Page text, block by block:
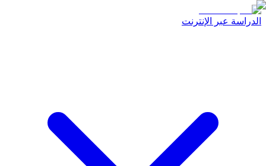
الدراسة عبر الإنترنت